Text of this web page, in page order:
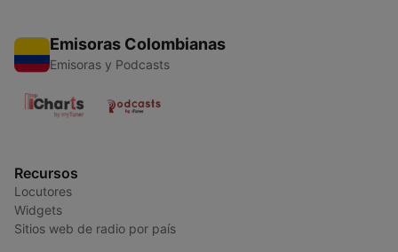
Emisoras Colombianas
Emisoras y Podcasts
Recursos
Locutores
Widgets
Sitios web de radio por país